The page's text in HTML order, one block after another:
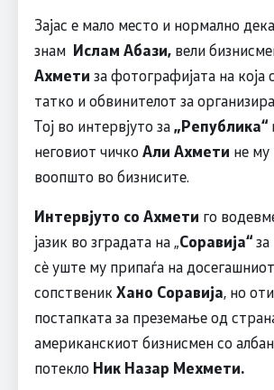
Зајас е мало место и нормално
знам Ислам Абази,вели
Ахмети за фотографијата на која
татко и обвинителот за
Тој во интервјуто за„Република“
неговиот чичкоАли Ахмети не му
воопшто во бизнисите.
Интервјуто со Ахмети го
јазик во зградата на „Соравија“за
сѐ уште му припаѓа на досегашниот
сопственик Хано Соравија, но
постапката за преземање од
американскиот бизнисмен со
потекло Ник Назар Мехмети.